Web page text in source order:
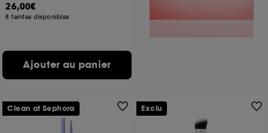
26,00€
8 teintes disponibles
Ajouter au panier
Clean at Sephora Exclu